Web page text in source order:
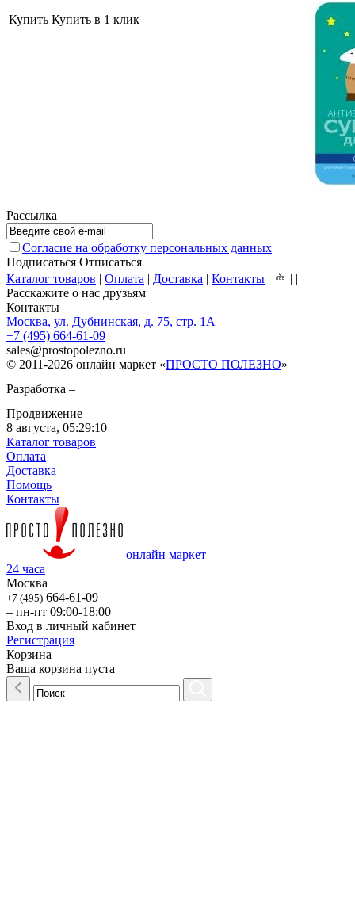
Купить Купить в 1 клик
Рассылка
Согласие на обработку персональных данных
Подписаться Отписаться
Каталог товаров | Оплата | Доставка | Контакты | | |
Расскажите о нас друзьям
Контакты
Москва, ул. Дубнинская, д. 75, стр. 1А
+7 (495) 664-61-09
sales@prostopolezno.ru
© 2011-2026 онлайн маркет «ПРОСТО ПОЛЕЗНО»
Разработка –
Продвижение –
8 августа, 05:29:10
Каталог товаров
Оплата
Доставка
Помощь
Контакты
онлайн маркет
24 часа
Москва
+7 (495) 664-61-09
– пн-пт 09:00-18:00
Вход в личный кабинет
Регистрация
Корзина
Ваша корзина пуста